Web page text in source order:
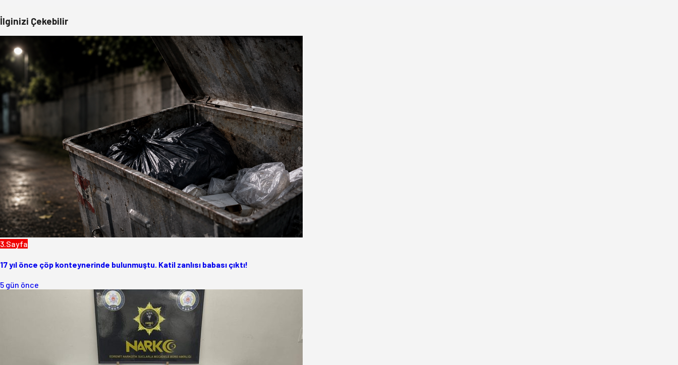
İlginizi Çekebilir
3.Sayfa
17 yıl önce çöp konteynerinde bulunmuştu. Katil zanlısı babası çıktı!
5 gün önce